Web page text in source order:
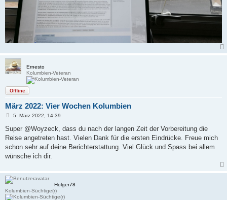
Ernesto
Kolumbien-Veteran
Offline
März 2022: Vier Wochen Kolumbien
B
r
a
5. März 2022, 14:39
Super @Woyzeck, dass du nach der langen Zeit der Vorbereitung die
Reise angetreten hast. Vielen Dank für die ersten Eindrücke. Freue mich
schon sehr auf deine Berichterstattung. Viel Glück und Spass bei allem
wünsche ich dir.
Holger78
Kolumbien-Süchtige(r)